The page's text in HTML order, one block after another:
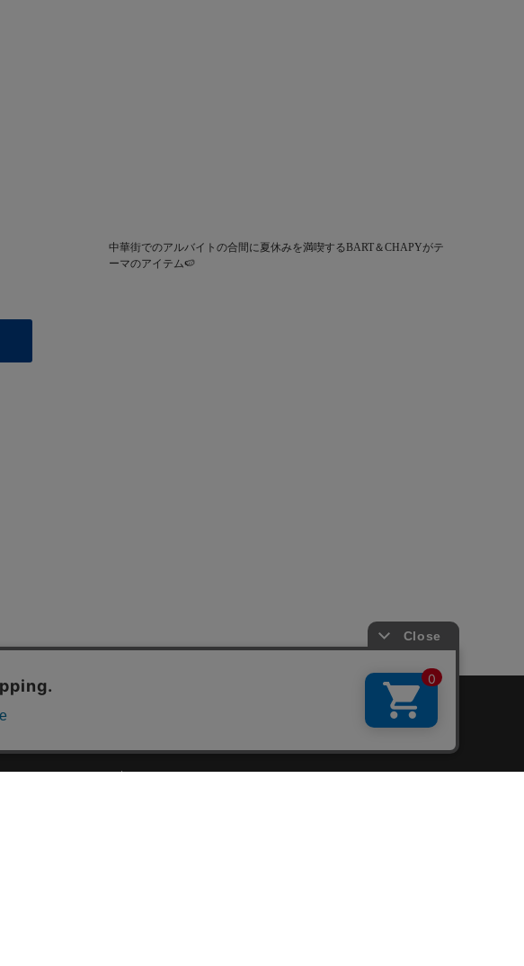
中華街でのアルバイトの合間に夏休みを満喫するBART＆CHAPYがテ
ーマのアイテム🍉